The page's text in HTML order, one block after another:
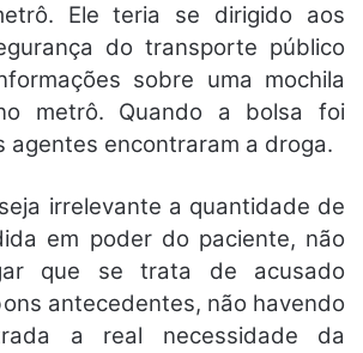
Ele teria se dirigido aos
do transporte público
sobre uma mochila
metrô. Quando a bolsa foi
agentes encontraram a droga.
irrelevante a quantidade de
em poder do paciente, não
que se trata de acusado
antecedentes, não havendo
a real necessidade da